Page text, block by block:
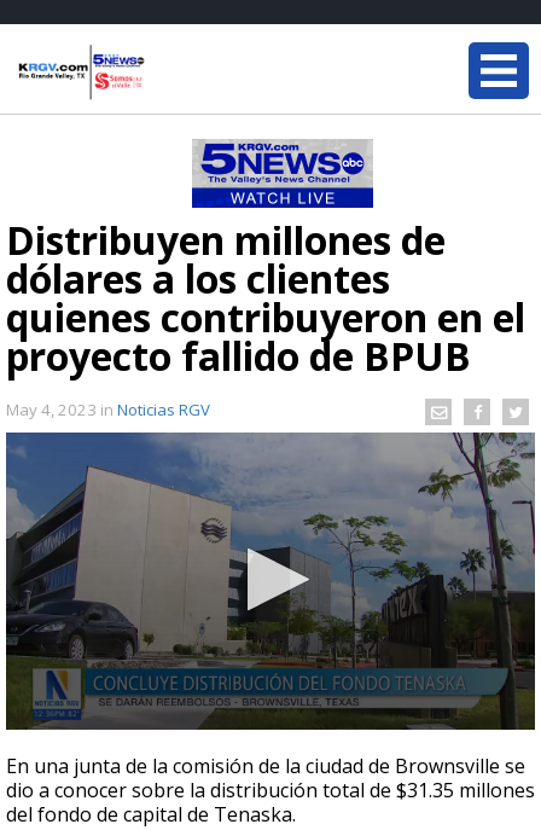
Distribuyen millones de
dólares a los clientes
quienes contribuyeron en el
proyecto fallido de BPUB
May 4, 2023 in Noticias RGV
seconds
of
48
seconds
En una junta de la comisión de la ciudad de Brownsville se
dio a conocer sobre la distribución total de $31.35 millones
del fondo de capital de Tenaska.